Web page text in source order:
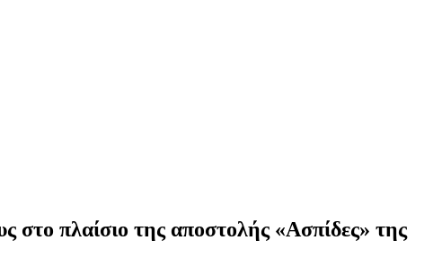
στο πλαίσιο της αποστολής «Ασπίδες» της